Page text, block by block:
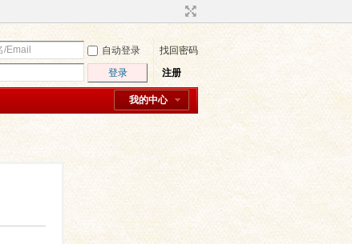
自动登录
找回密码
登录 注册
我的中心